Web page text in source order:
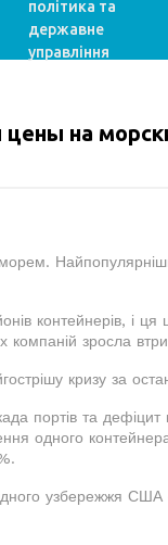
політика та
державне
управління
на
контейнерів, і ця
компаній зросла
кризу за
портів та
одного
узбережжя